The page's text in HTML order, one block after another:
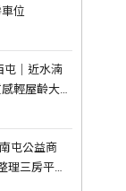
車位
屯｜近水湳
輕屋齡大四
屯公益商
理三房平車